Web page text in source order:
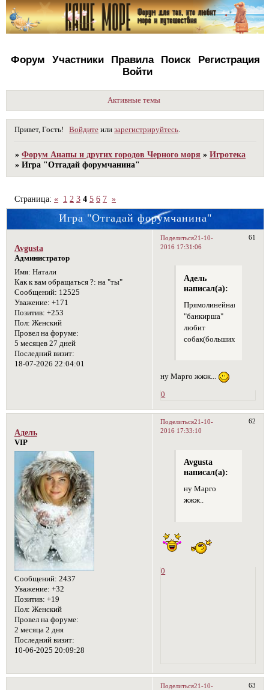
Форум Участники Правила Поиск
Регистрация
Войти
Активные темы
Привет, Гость! Войдите илизарегистрируйтесь
»Форум Анапы и других городов Черного моря »Игротека
»Игра "Отгадай форумчанина"
Игра "Отгадай форумчанина"
Страница:« 1 2 3 4 5 6 7 »
Поделиться 61
21-10-
2016 17:31:06
Avgusta
Администратор
Имя: Натали
Как к вам обращаться ?: на "ты"
Сообщений: 12525
Уважение: +171
Позитив: +253
Пол: Женский
Провел на форуме:
5 месяцев 27 дней
Последний визит:
18-07-2026 22:04:01
Адель
написал(а):
Прямолинейная
"банкирша"
любит
собак(больших)
ну Марго жжж...
0
Поделиться 62
21-10-
2016 17:33:10
Адель
VIP
Сообщений: 2437
Уважение: +32
Позитив: +19
Пол: Женский
Провел на форуме:
2 месяца 2 дня
Последний визит:
10-06-2025 20:09:28
Avgusta
написал(а):
ну Марго
жжж..
0
Поделиться 63
21-10-